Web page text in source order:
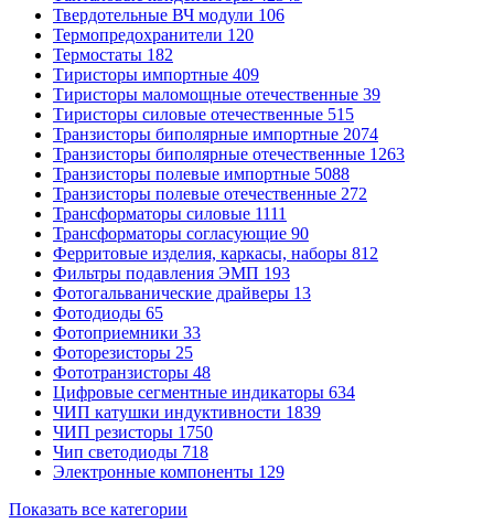
Твердотельные ВЧ модули 106
Термопредохранители 120
Термостаты 182
Тиристоры импортные 409
Тиристоры маломощные отечественные 39
Тиристоры силовые отечественные 515
Транзисторы биполярные импортные 2074
Транзисторы биполярные отечественные 1263
Транзисторы полевые импортные 5088
Транзисторы полевые отечественные 272
Трансформаторы силовые 1111
Трансформаторы согласующие 90
Ферритовые изделия, каркасы, наборы 812
Фильтры подавления ЭМП 193
Фотогальванические драйверы 13
Фотодиоды 65
Фотоприемники 33
Фоторезисторы 25
Фототранзисторы 48
Цифровые сегментные индикаторы 634
ЧИП катушки индуктивности 1839
ЧИП резисторы 1750
Чип светодиоды 718
Электронные компоненты 129
Показать все категории